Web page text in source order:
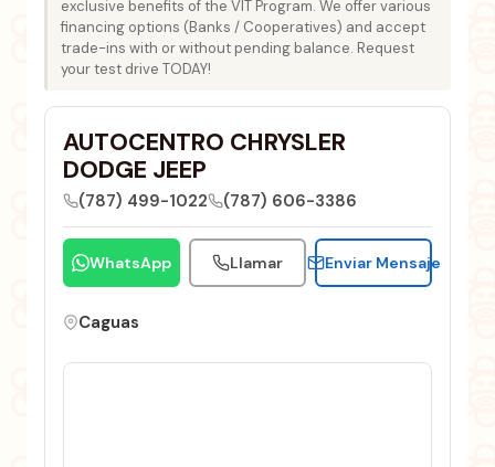
exclusive benefits of the VIT Program. We offer various
financing options (Banks / Cooperatives) and accept
trade-ins with or without pending balance. Request
your test drive TODAY!
AUTOCENTRO CHRYSLER
DODGE JEEP
(787) 499-1022 (787) 606-3386
WhatsApp Llamar Enviar Mensaje
Caguas